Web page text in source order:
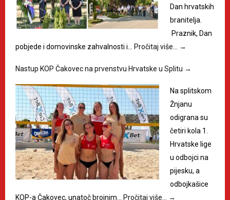
Dan hrvatskih
branitelja.
Praznik, Dan
pobjede i domovinske zahvalnosti i… Pročitaj više… →
Nastup KOP Čakovec na prvenstvu Hrvatske u Splitu →
Na splitskom
Žnjanu
odigrana su
četiri kola 1.
Hrvatske lige
u odbojci na
pijesku, a
odbojkašice
KOP-a Čakovec, unatoč brojnim… Pročitaj više… →